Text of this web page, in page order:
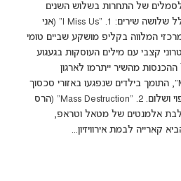
של התחרות בשלוש השנים
האחרונות. האלבום החדש כולל שלושה שירים: 1. "I Miss Us" (אני
המלווה בקליפ מושקע שביים טומי
קצבי עם מילים העוסקות בגעגוע
ההכנסות מהשיר ייתרמו לארגון
"Musicians Without Borders", התומך בילדים שנפגעו באזורי סכסוך
ומשתמש במוזיקה ככלי לריפוי ושלום. 2. "Mass Destruction" (הרס
אלמנטים של מטאל וטראפ,
קארייה לבמת אירוויזיון...